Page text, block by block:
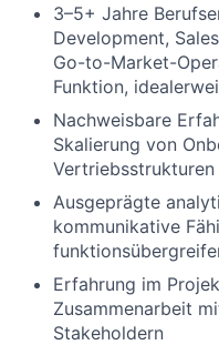
3–5+ Jahre
Development,
Go-to-Market-
Funktion,
Nachweisbare
Skalierung von
Vertriebsstrukturen
Ausgeprägte
kommunikative
Erfahrung im
Zusammenarbeit
Stakeholdern